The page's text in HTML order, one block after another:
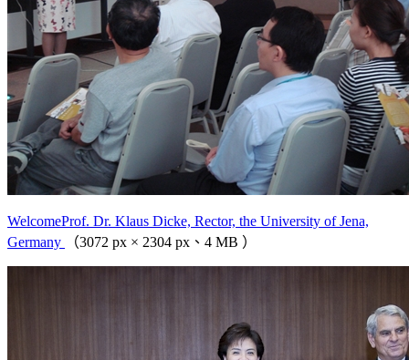
WelcomeProf. Dr. Klaus Dicke, Rector, the University of Jena,
Germany
（3072 px × 2304 px、4 MB ）